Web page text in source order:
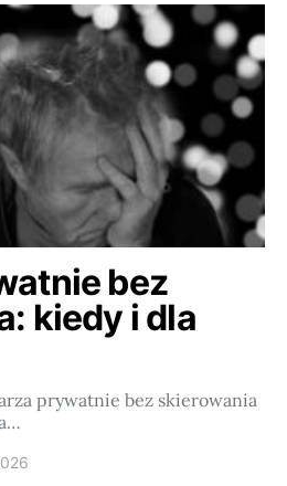
bez
kiedy i dla
prywatnie bez skierowania